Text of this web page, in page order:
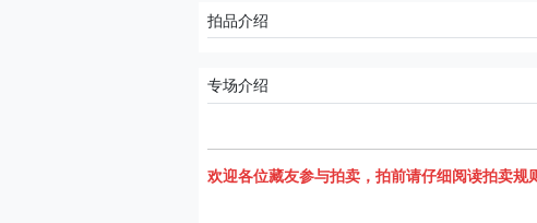
拍品介绍
专场介绍
欢迎各位藏友参与拍卖，拍前请仔细阅读拍卖规